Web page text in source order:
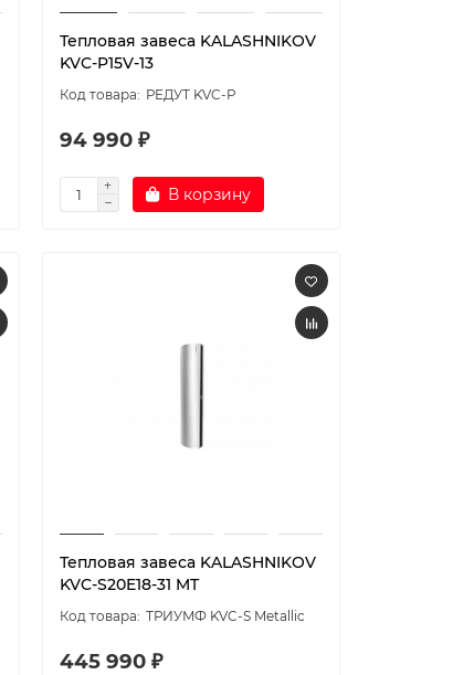
Тепловая завеса KALASHNIKOV
KVC-P15V-13
РЕДУТ KVC-P
94 990 ₽
В корзину
Тепловая завеса KALASHNIKOV
KVC-S20E18-31 MT
ТРИУМФ KVC-S Metallic
445 990 ₽